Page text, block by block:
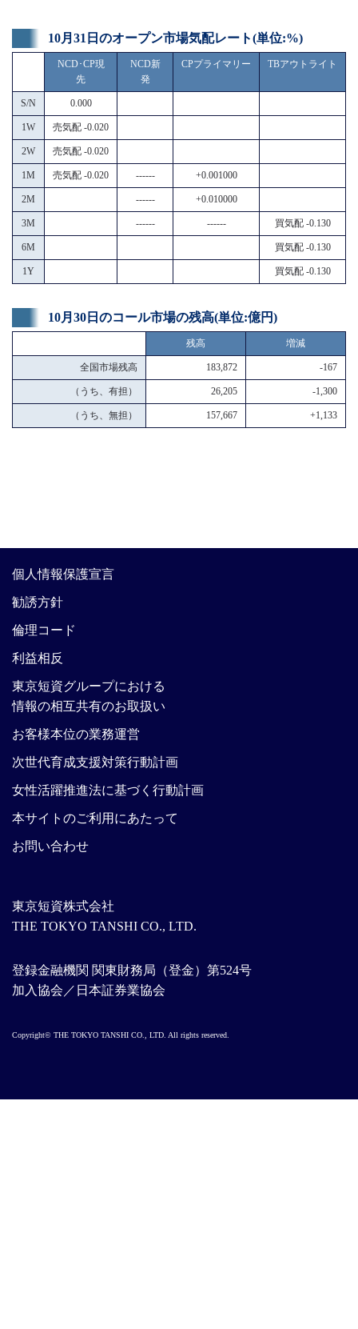
10月31日のオープン市場気配レート(単位:%)
NCD･CP現
先
NCD新
発
CPプライマリー TBアウトライト
S/N 0.000
1W 売気配 -0.020
2W 売気配 -0.020
1M 売気配 -0.020 ------ +0.001000
2M ------ +0.010000
3M ------ ------ 買気配 -0.130
6M 買気配 -0.130
1Y 買気配 -0.130
10月30日のコール市場の残高(単位:億円)
残高 増減
全国市場残高 183,872 -167
（うち、有担） 26,205 -1,300
（うち、無担） 157,667 +1,133
東京短資株式会社
THE TOKYO TANSHI CO., LTD.
登録金融機関 関東財務局（登金）第524号
加入協会／日本証券業協会
個人情報保護宣言
勧誘方針
倫理コード
利益相反
東京短資グループにおける
情報の相互共有のお取扱い
お客様本位の業務運営
次世代育成支援対策行動計画
女性活躍推進法に基づく行動計画
本サイトのご利用にあたって
お問い合わせ
Copyright© THE TOKYO TANSHI CO., LTD. All rights reserved.